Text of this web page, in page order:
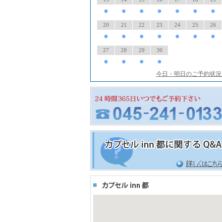
● ● ● ● ● ● ●
20
●
21
●
22
●
23
●
24
●
25
●
26
●
27
●
28
●
29
●
30
●
今日・明日のご予約状